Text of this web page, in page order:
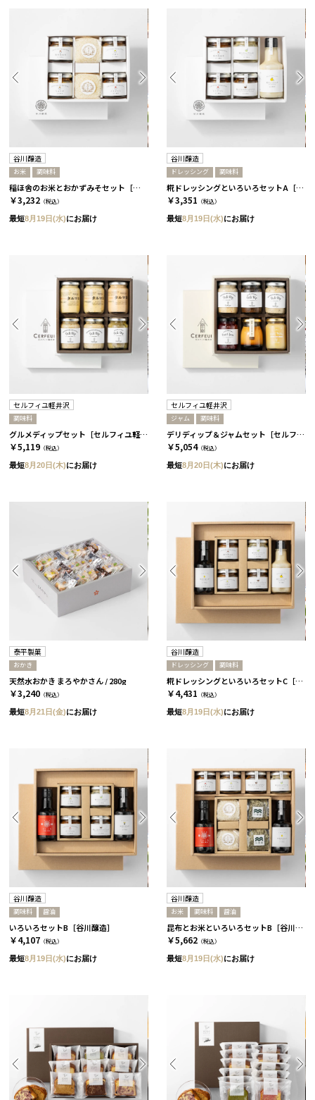
谷川醸造
お米 調味料
稲ほ舎のお米とおかずみそセット［谷川醸造］
￥3,232 （税込）
最短8月19日(水)にお届け
谷川醸造
ドレッシング 調味料
糀ドレッシングといろいろセットA［谷川醸造］
￥3,351 （税込）
最短8月19日(水)にお届け
セルフィユ軽井沢
調味料
グルメディップセット［セルフィユ軽井沢］
￥5,119 （税込）
最短8月20日(木)にお届け
セルフィユ軽井沢
ジャム 調味料
デリディップ＆ジャムセット［セルフィユ軽井沢］
￥5,054（税込）
最短8月20日(木)にお届け
泰平製菓
おかき
天然水おかき まろやかさん / 280g
￥3,240 （税込）
最短8月21日(金)にお届け
谷川醸造
ドレッシング 調味料
糀ドレッシングといろいろセットC［谷川醸造］
￥4,431 （税込）
最短8月19日(水)にお届け
谷川醸造
調味料 醤油
いろいろセットB［谷川醸造］
￥4,107 （税込）
最短8月19日(水)にお届け
谷川醸造
お米 調味料 醤油
昆布とお米といろいろセットB［谷川醸造］
￥5,662 （税込）
最短8月19日(水)にお届け